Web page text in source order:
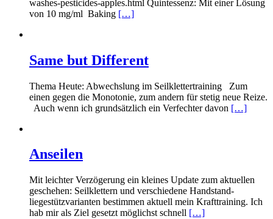
washes-pesticides-apples.html Quintessenz: Mit einer Lösung
von 10 mg/ml Baking […]
Same but Different
Thema Heute: Abwechslung im Seilklettertraining Zum
einen gegen die Monotonie, zum andern für stetig neue Reize.
Auch wenn ich grundsätzlich ein Verfechter davon […]
Anseilen
Mit leichter Verzögerung ein kleines Update zum aktuellen
geschehen: Seilklettern und verschiedene Handstand-
liegestützvarianten bestimmen aktuell mein Krafttraining. Ich
hab mir als Ziel gesetzt möglichst schnell […]